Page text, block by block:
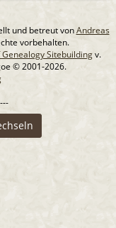
und betreut vonAndreas
vorbehalten.
Sitebuildingv.
© 2001-2026.